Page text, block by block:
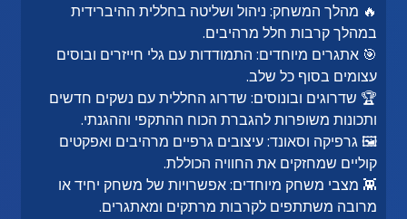
🔥 מהלך המשחק: ניהול ושליטה בחללית ההיברידית
במהלך קרבות חלל מרהיבים.
🎯 אתגרים מיוחדים: התמודדות עם גלי חייזרים ובוסים
עצומים בסוף כל שלב.
🏆 שדרוגים ובונוסים: שדרוג החללית עם נשקים חדשים
ותכונות משופרות להגברת הכוח ההתקפי וההגנתי.
🖼️ גרפיקה וסאונד: עיצובים גרפיים מרהיבים ואפקטים
קוליים שמחזקים את החוויה הכוללת.
👾 מצבי משחק מיוחדים: אפשרויות של משחק יחיד או
מרובה משתתפים לקרבות מרתקים ומאתגרים.